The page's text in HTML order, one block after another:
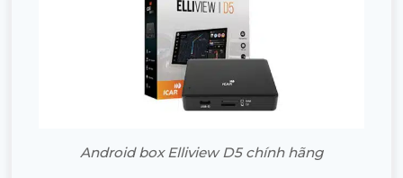
Android box Elliview D5 chính hãng